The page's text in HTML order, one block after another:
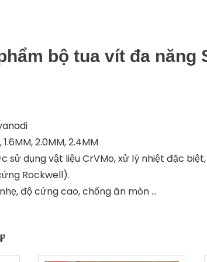
bộ tua vít đa năng
2.0MM, 2.4MM
sử dụng vật liệu CrVMo, xử lý nhiệt đặc
Rockwell).
độ cứng cao, chống ăn mòn …